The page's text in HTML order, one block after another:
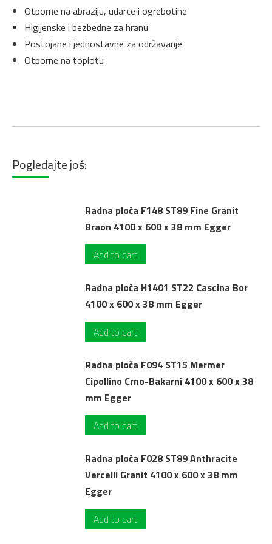
Otporne na abraziju, udarce i ogrebotine
Higijenske i bezbedne za hranu
Postojane i jednostavne za održavanje
Otporne na toplotu
Pogledajte još:
Radna ploča F148 ST89 Fine Granit
Braon 4100 x 600 x 38 mm Egger
Add to cart
Radna ploča H1401 ST22 Cascina Bor
4100 x 600 x 38 mm Egger
Add to cart
Radna ploča F094 ST15 Mermer
Cipollino Crno-Bakarni 4100 x 600 x 38
mm Egger
Add to cart
Radna ploča F028 ST89 Anthracite
Vercelli Granit 4100 x 600 x 38 mm
Egger
Add to cart